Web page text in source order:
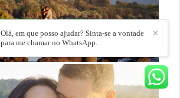
✕
Olá, em que posso ajudar? Sinta-se a vontade
para me chamar no WhatsApp.